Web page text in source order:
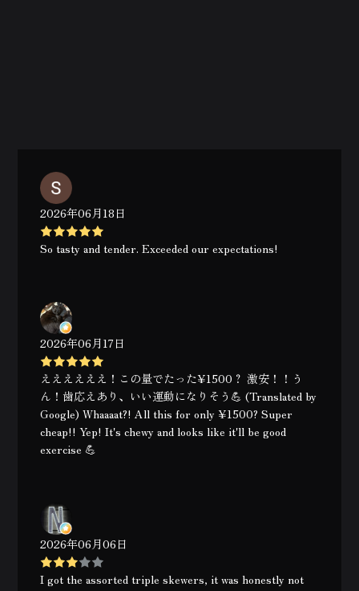
2026年06月18日
So tasty and tender. Exceeded our expectations!
2026年06月17日
ええええええ！この量でたった¥1500？ 激安！！う
ん！歯応えあり、いい運動になりそう💪 (Translated by
Google) Whaaaat?! All this for only ¥1500? Super
cheap!! Yep! It's chewy and looks like it'll be good
exercise 💪
2026年06月06日
I got the assorted triple skewers, it was honestly not